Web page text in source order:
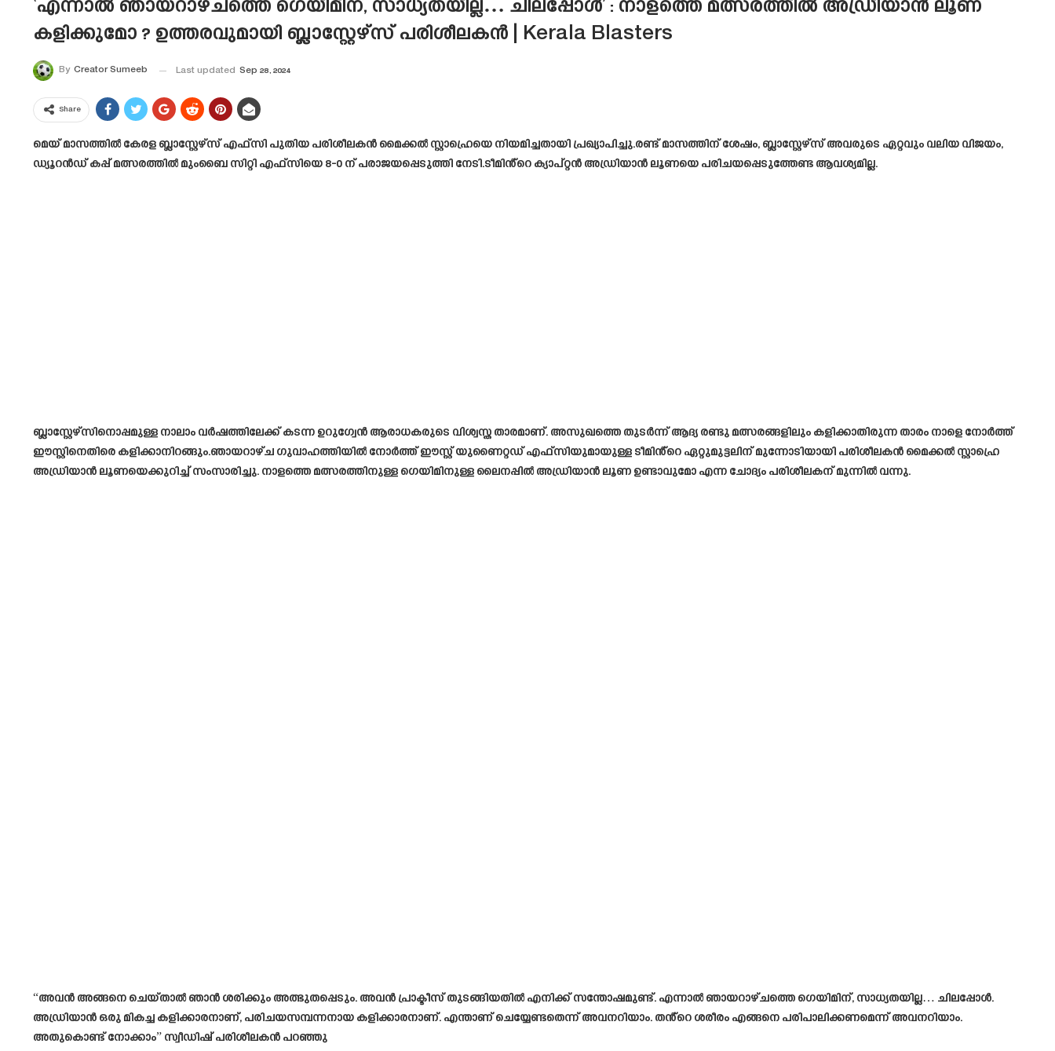
‘എന്നാൽ ഞായറാഴ്ചത്തെ ഗെയിമിന്, സാധ്യതയില്ല… ചിലപ്പോൾ’ : നാളത്തെ മത്സരത്തിൽ അഡ്രിയാൻ ലൂണ
കളിക്കുമോ ? ഉത്തരവുമായി ബ്ലാസ്റ്റേഴ്‌സ് പരിശീലകൻ | Kerala Blasters
By Creator Sumeeb Last updated Sep 28, 2024
Share
മെയ് മാസത്തിൽ കേരള ബ്ലാസ്റ്റേഴ്സ് എഫ്സി പുതിയ പരിശീലകൻ മൈക്കൽ സ്റ്റാഹ്രെയെ നിയമിച്ചതായി പ്രഖ്യാപിച്ചു.രണ്ട് മാസത്തിന് ശേഷം, ബ്ലാസ്റ്റേഴ്‌സ് അവരുടെ ഏറ്റവും വലിയ വിജയം,
ഡ്യൂറൻഡ് കപ്പ് മത്സരത്തിൽ മുംബൈ സിറ്റി എഫ്‌സിയെ 8-0 ന് പരാജയപ്പെടുത്തി നേടി.ടീമിൻ്റെ ക്യാപ്റ്റൻ അഡ്രിയാൻ ലൂണയെ പരിചയപ്പെടുത്തേണ്ട ആവശ്യമില്ല.
ബ്ലാസ്റ്റേഴ്‌സിനൊപ്പമുള്ള നാലാം വർഷത്തിലേക്ക് കടന്ന ഉറുഗ്വേൻ ആരാധകരുടെ വിശ്വസ്ത താരമാണ്. അസുഖത്തെ തുടർന്ന് ആദ്യ രണ്ടു മത്സരങ്ങളിലും കളിക്കാതിരുന്ന താരം നാളെ നോർത്ത്
ഈസ്റ്റിനെതിരെ കളിക്കാനിറങ്ങും.ഞായറാഴ്ച ഗുവാഹത്തിയിൽ നോർത്ത് ഈസ്റ്റ് യുണൈറ്റഡ് എഫ്‌സിയുമായുള്ള ടീമിൻ്റെ ഏറ്റുമുട്ടലിന് മുന്നോടിയായി പരിശീലകൻ മൈക്കൽ സ്റ്റാഹ്രെ
അഡ്രിയാൻ ലൂണയെക്കുറിച്ച് സംസാരിച്ചു. നാളത്തെ മത്സരത്തിനുള്ള ഗെയിമിനുള്ള ലൈനപ്പിൽ അഡ്രിയാൻ ലൂണ ഉണ്ടാവുമോ എന്ന ചോദ്യം പരിശീലകന് മുന്നിൽ വന്നു.
“അവൻ അങ്ങനെ ചെയ്താൽ ഞാൻ ശരിക്കും അത്ഭുതപ്പെടും. അവൻ പ്രാക്ടീസ് തുടങ്ങിയതിൽ എനിക്ക് സന്തോഷമുണ്ട്. എന്നാൽ ഞായറാഴ്ചത്തെ ഗെയിമിന്, സാധ്യതയില്ല… ചിലപ്പോൾ.
അഡ്രിയാൻ ഒരു മികച്ച കളിക്കാരനാണ്, പരിചയസമ്പന്നനായ കളിക്കാരനാണ്. എന്താണ് ചെയ്യേണ്ടതെന്ന് അവനറിയാം. തൻ്റെ ശരീരം എങ്ങനെ പരിപാലിക്കണമെന്ന് അവനറിയാം.
അതുകൊണ്ട് നോക്കാം” സ്വീഡിഷ് പരിശീലകൻ പറഞ്ഞു